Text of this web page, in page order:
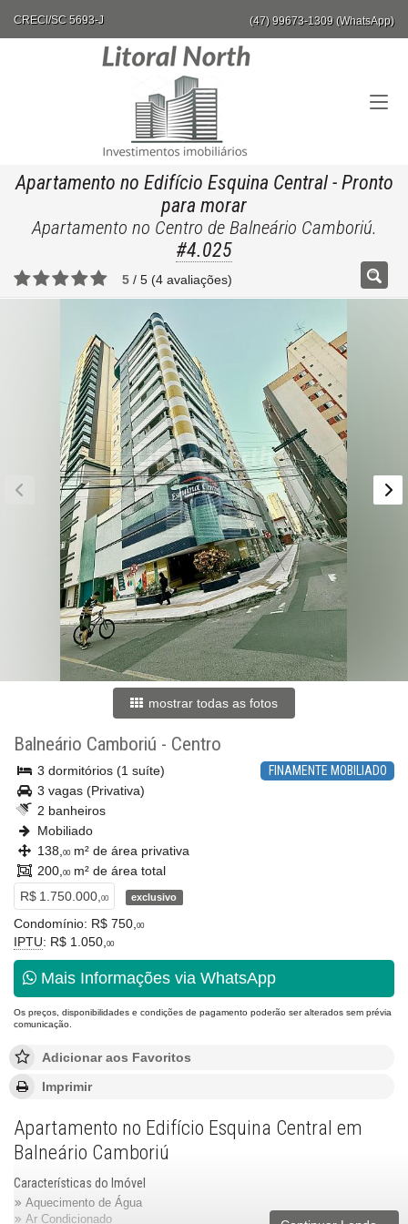
CRECI/SC 5693-J (47) 99673-1309 (WhatsApp)
Apartamento no Edifício Esquina Central- Pronto
para morar
Apartamento no Centro de Balneário Camboriú.
#4.025
5 / 5 (4 avaliações)
mostrar todas as fotos
Balneário Camboriú - Centro
FINAMENTE MOBILIADO
3 dormitórios (1 suíte)
3 vagas (Privativa)
2 banheiros
Mobiliado
138, 00m² de área privativa
200, 00m² de área total
R$ 1.750.000, 00 exclusivo
Condomínio: R$ 750, 00
IPTU: R$ 1.050, 00
Mais Informações via WhatsApp
Os preços, disponibilidades e condições de pagamento poderão ser alterados sem prévia
comunicação.
Adicionar aos Favoritos
Imprimir
Apartamento no Edifício Esquina Central em
Balneário Camboriú
Características do Imóvel
Aquecimento de Água
Ar Condicionado